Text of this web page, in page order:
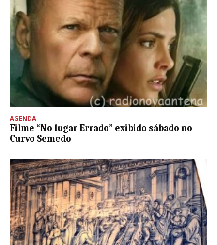
AGENDA
Filme “No lugar Errado” exibido sábado no
Curvo Semedo